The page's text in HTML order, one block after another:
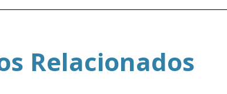
Relacionados